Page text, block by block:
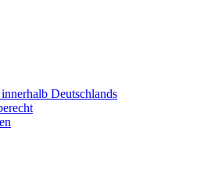
Deutschlands